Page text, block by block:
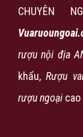
CHUYÊN
rượu nội địa
khẩu,Rượu
rượu ngoại